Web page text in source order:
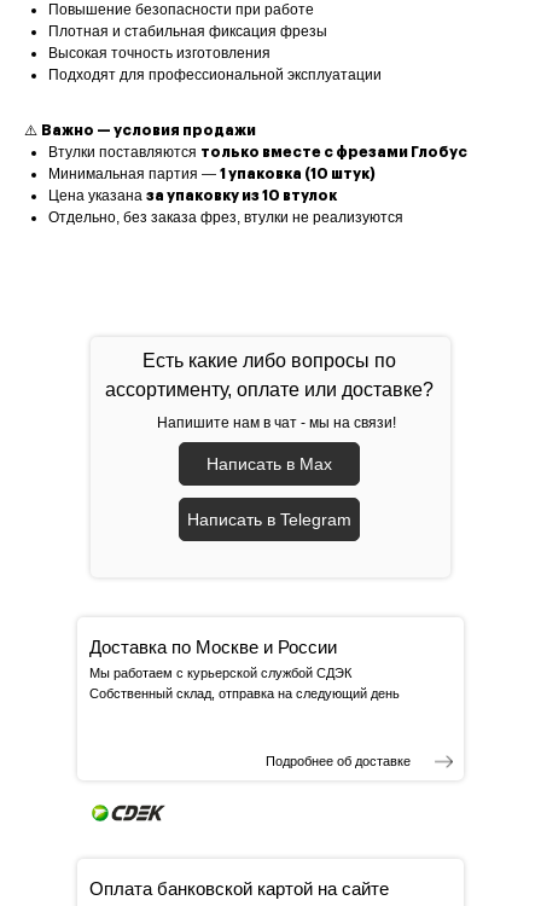
Повышение безопасности при работе
Плотная и стабильная фиксация фрезы
Высокая точность изготовления
Подходят для профессиональной эксплуатации
⚠️ Важно — условия продажи
Втулки поставляются только вместе с фрезами Глобус
Минимальная партия — 1 упаковка (10 штук)
Цена указана за упаковку из 10 втулок
Отдельно, без заказа фрез, втулки не реализуются
Есть какие либо вопросы по
ассортименту, оплате или доставке?
Напишите нам в чат - мы на связи!
Написать в Max
Написать в Telegram
Доставка по Москве и России
Мы работаем с курьерской службой СДЭК
Собственный склад, отправка на следующий день
Подробнее об доставке
Оплата банковской картой на сайте